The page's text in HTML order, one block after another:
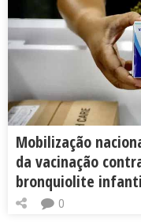
Mobilização
da vacinação
bronquiolite
0